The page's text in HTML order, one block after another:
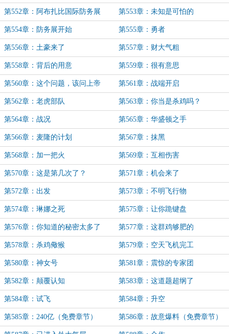
第552章：阿布扎比国际防务展 第553章：未知是可怕的
第554章：防务展开始 第555章：勇者
第556章：土豪来了 第557章：财大气粗
第558章：背后的用意 第559章：很有意思
第560章：这个问题，该问上帝 第561章：战端开启
第562章：老虎部队 第563章：你当是杀鸡吗？
第564章：战况 第565章：华盛顿之手
第566章：麦隆的计划 第567章：抹黑
第568章：加一把火 第569章：互相伤害
第570章：这是第几次了？ 第571章：机会来了
第572章：出发 第573章：不明飞行物
第574章：琳娜之死 第575章：让你跪键盘
第576章：你知道的秘密太多了 第577章：这群鸡够肥的
第578章：杀鸡儆猴 第579章：空天飞机完工
第580章：神女号 第581章：震惊的专家团
第582章：颠覆认知 第583章：这道题超纲了
第584章：试飞 第584章：升空
第585章：240亿（免费章节） 第586章：故意爆料（免费章节）